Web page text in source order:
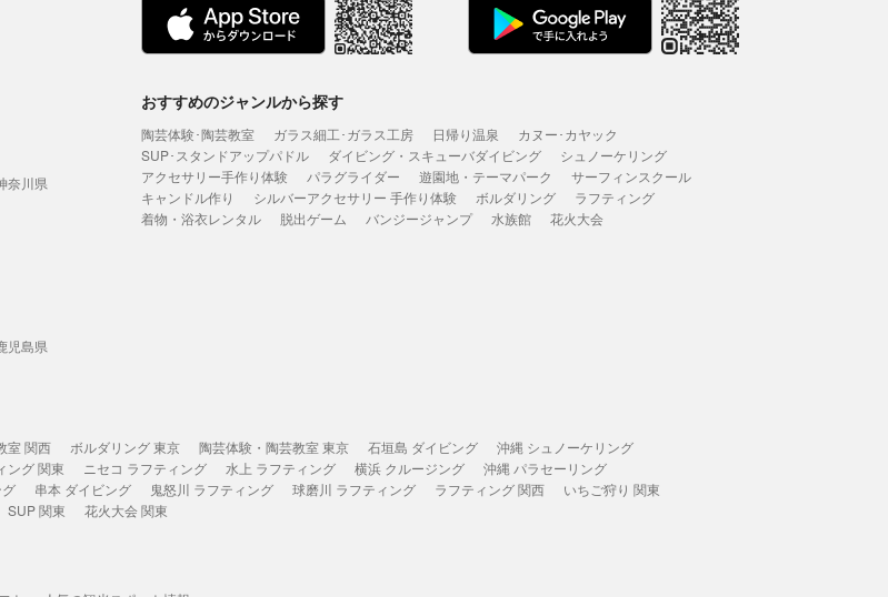
奈川県
児島県
おすすめのジャンルから探す
陶芸体験･陶芸教室 ガラス細工･ガラス工房 日帰り温泉
カヌー･カヤック
SUP･スタンドアップパドル
ダイビング・スキューバダイビング
シュノーケリング
アクセサリー手作り体験
パラグライダー 遊園地・テーマパーク
サーフィンスクール
キャンドル作り
シルバーアクセサリー 手作り体験 ボルダリング
ラフティング
着物・浴衣レンタル
脱出ゲーム バンジージャンプ 水族館 花火大会
室 関西 ボルダリング 東京 陶芸体験・陶芸教室 東京 石垣島 ダイビング
沖縄 シュノーケリング
ング 関東 ニセコ ラフティング 水上 ラフティング 横浜 クルージング
沖縄 パラセーリング
串本 ダイビング 鬼怒川 ラフティング 球磨川 ラフティング ラフティング 関西
いちご狩り 関東
SUP 関東 花火大会 関東